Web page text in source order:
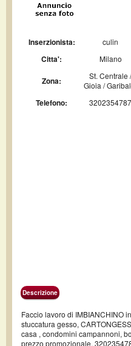
Inserzionista: culin
Citta': Milano
Zona:
St. Centrale
Gioia /
Telefono: 3202354787
Descrizione
Faccio lavoro di IMBIANCHINO
stuccatura gesso,
casa , condomini campannoni,
prezzo promozionale,